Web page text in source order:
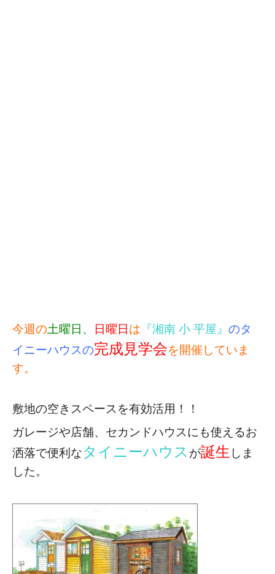
今週の土曜日、 日曜日 は 『湘南 小 平屋』 のタ
イニーハウスの完成見学会を開催していま
す。
敷地の空きスペースを有効活用！！
ガレージや店舗、セカンドハウスにも使えるお
洒落で便利なタイニーハウス が誕生 しま
した。